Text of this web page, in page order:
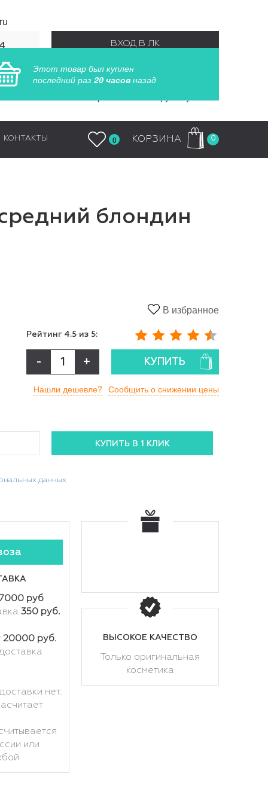
ВХОД В ЛК
РЕГИСТРАЦИЯ
КОНТАКТЫ 0 КОРЗИНА 0
блондин
В избранное
Рейтинг 4.5 из 5:
- + КУПИТЬ
Нашли дешевле? Сообщить о снижении цены
данных
руб
350 руб.
20000 руб.
нет.
или
ВЫСОКОЕ КАЧЕСТВО
Только оригинальная
косметика
Этот товар был куплен
последний раз 20 часов назад